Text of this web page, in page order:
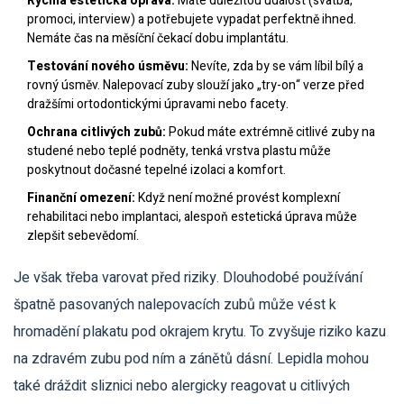
promoci, interview) a potřebujete vypadat perfektně ihned.
Nemáte čas na měsíční čekací dobu implantátu.
Testování nového úsměvu:Nevíte, zda by se vám líbil bílý a
rovný úsměv. Nalepovací zuby slouží jako „try-on“ verze před
dražšími ortodontickými úpravami nebo facety.
Ochrana citlivých zubů:Pokud máte extrémně citlivé zuby na
studené nebo teplé podněty, tenká vrstva plastu může
poskytnout dočasné tepelné izolaci a komfort.
Finanční omezení:Když není možné provést komplexní
rehabilitaci nebo implantaci, alespoň estetická úprava může
zlepšit sebevědomí.
Je však třeba varovat před riziky. Dlouhodobé používání
špatně pasovaných nalepovacích zubů může vést k
hromadění plakatu pod okrajem krytu. To zvyšuje riziko kazu
na zdravém zubu pod ním a zánětů dásní. Lepidla mohou
také dráždit sliznici nebo alergicky reagovat u citlivých